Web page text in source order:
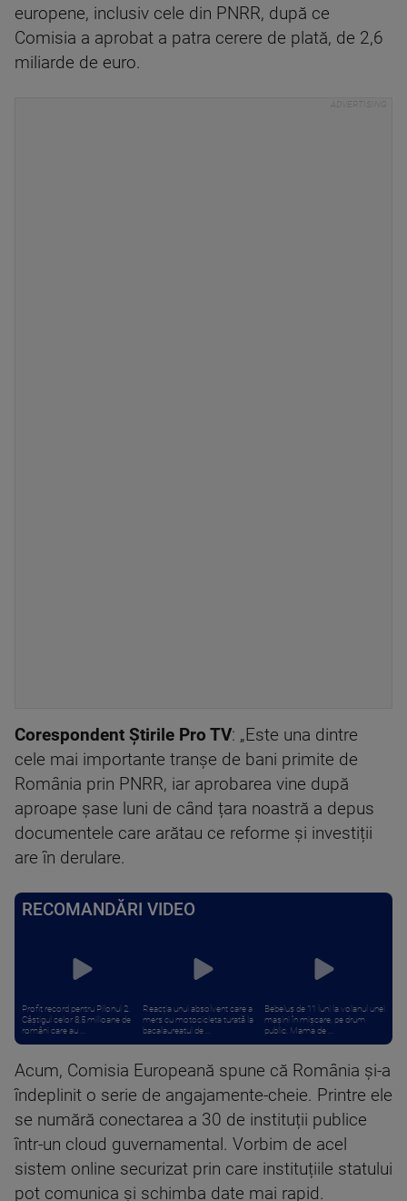
europene, inclusiv cele din PNRR, după ce
Comisia a aprobat a patra cerere de plată, de 2,6
miliarde de euro.
Corespondent Știrile Pro TV: „Este una dintre
cele mai importante tranșe de bani primite de
România prin PNRR, iar aprobarea vine după
aproape șase luni de când țara noastră a depus
documentele care arătau ce reforme și investiții
are în derulare.
RECOMANDĂRI VIDEO
Profit record pentru Pilonul 2.
Câștigul celor 8,5 milioane de
români care au ...
Reacția unui absolvent care a
mers cu motocicleta turată la
bacalaureatul de ...
Bebeluș de 11 luni la volanul unei
mașini în mișcare, pe drum
public. Mama de ...
Acum, Comisia Europeană spune că România și-a
îndeplinit o serie de angajamente-cheie. Printre ele
se numără conectarea a 30 de instituții publice
într-un cloud guvernamental. Vorbim de acel
sistem online securizat prin care instituțiile statului
pot comunica și schimba date mai rapid.